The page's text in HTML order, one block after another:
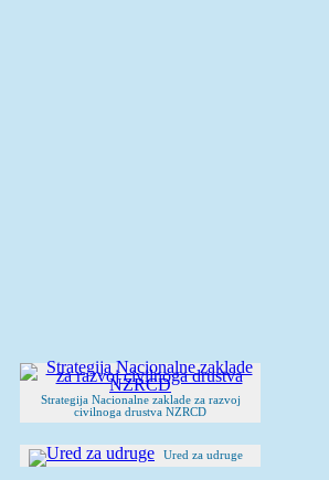
Strategija Nacionalne zaklade za razvoj
civilnoga drustva NZRCD
Ured za udruge